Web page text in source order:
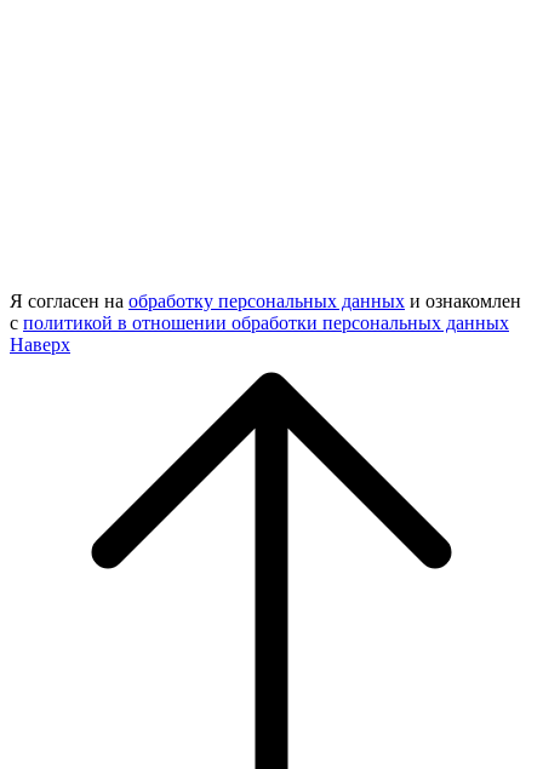
Я согласен на обработку персональных данных и ознакомлен
с политикой в отношении обработки персональных данных
Наверх